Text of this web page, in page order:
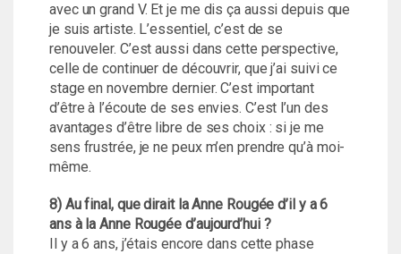
avec un grand V. Et je me dis ça aussi depuis que
je suis artiste. L’essentiel, c’est de se
renouveler. C’est aussi dans cette perspective,
celle de continuer de découvrir, que j’ai suivi ce
stage en novembre dernier. C’est important
d’être à l’écoute de ses envies. C’est l’un des
avantages d’être libre de ses choix : si je me
sens frustrée, je ne peux m’en prendre qu’à moi-
même.
8) Au final, que dirait la Anne Rougée d’il y a 6
ans à la Anne Rougée d’aujourd’hui ?
Il y a 6 ans, j’étais encore dans cette phase